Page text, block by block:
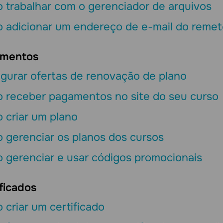
trabalhar com o gerenciador de arquivos
adicionar um endereço de e-mail do
ofertas de renovação de plano
receber pagamentos no site do seu curso
criar um plano
gerenciar os planos dos cursos
gerenciar e usar códigos promocionais
criar um certificado